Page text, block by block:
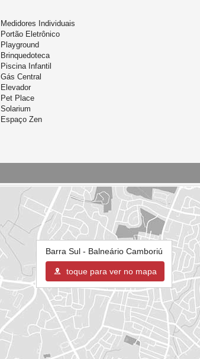
Medidores Individuais
Portão Eletrônico
Playground
Brinquedoteca
Piscina Infantil
Gás Central
Elevador
Pet Place
Solarium
Espaço Zen
Barra Sul - Balneário Camboriú
toque para ver no mapa